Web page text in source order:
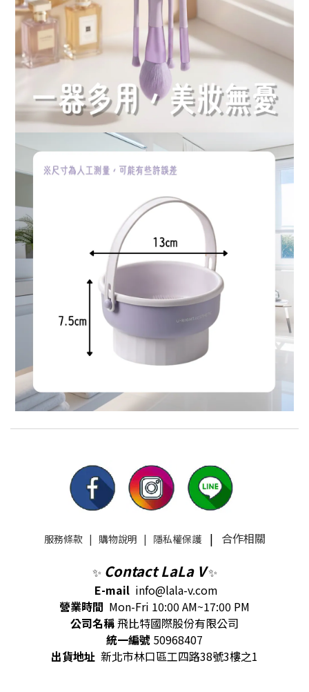
服務條款| 購物說明 | 隱私權保護| 合作相關
✨ Contact LaLa V✨
E-mail info@lala-v.com
營業時間 Mon-Fri 10:00 AM~17:00 PM
公司名稱飛比特國際股份有限公司
統一編號 50968407
出貨地址 新北市林口區工四路38號3樓之1